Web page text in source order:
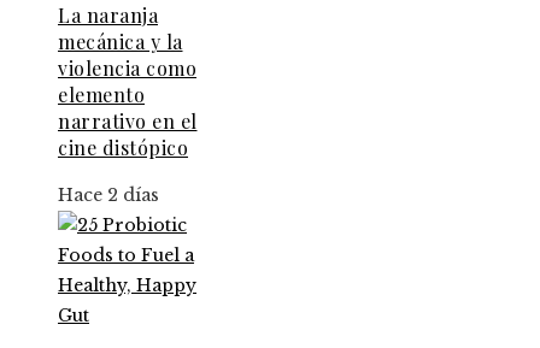
La naranja
mecánica y la
violencia como
elemento
narrativo en el
cine distópico
Hace 2 días